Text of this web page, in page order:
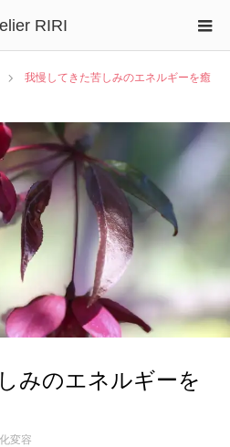
RIRI
我慢してきた苦しみのエネルギーを癒
みのエネルギーを
変容